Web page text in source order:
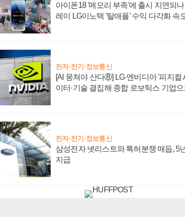
아이폰18 '메모리 부족'에 출시 지연되
레이 LG이노텍 '탈애플' 수익 다각화 속
전자·전기·정보통신
[AI 뭉쳐야 산다⑧] LG·엔비디아 '피지컬
이터·기술 결집해 종합 로보틱스 기업으
전자·전기·정보통신
삼성전자 넷리스트와 특허분쟁 매듭, 5
지급